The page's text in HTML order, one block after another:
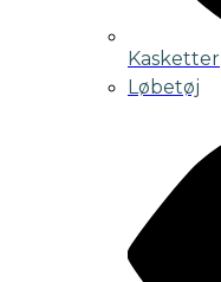
Kasketter
Løbetøj